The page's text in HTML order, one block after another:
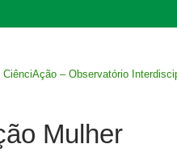
CiênciAção – Observatório
Mulher